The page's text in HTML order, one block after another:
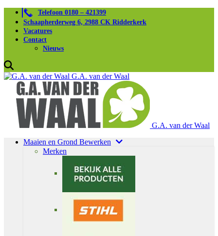
Telefoon 0180 – 421399
Schaapherderweg 6, 2988 CK Ridderkerk
Vacatures
Contact
Nieuws
G.A. van der Waal
G.A. van der Waal
Maaien en Grond Bewerken
Merken